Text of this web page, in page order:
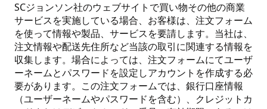
SCジョンソン社のウェブサイトで買い物その他の商業
サービスを実施している場合、お客様は、注文フォーム
を使って情報や製品、サービスを要請します。当社は、
注文情報や配送先住所など当該の取引に関連する情報を
収集します。場合によっては、注文フォームにてユーザ
ーネームとパスワードを設定しアカウントを作成する必
要があります。この注文フォームでは、銀行口座情報
（ユーザーネームやパスワードを含む）、クレジットカ